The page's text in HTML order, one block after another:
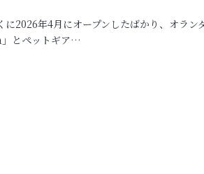
に2026年4月にオープンしたばかり、オラン
とペットギア…